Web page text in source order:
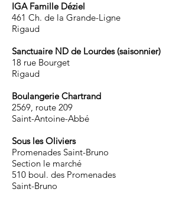
IGA Famille Déziel
461 Ch. de la Grande-Ligne
Rigaud
Sanctuaire ND de Lourdes (saisonnier)
18 rue Bourget
Rigaud
Boulangerie Chartrand
2569, route 209
Saint-Antoine-Abbé
Sous les Oliviers
Promenades Saint-Bruno
Section le marché
510 boul. des Promenades
Saint-Bruno